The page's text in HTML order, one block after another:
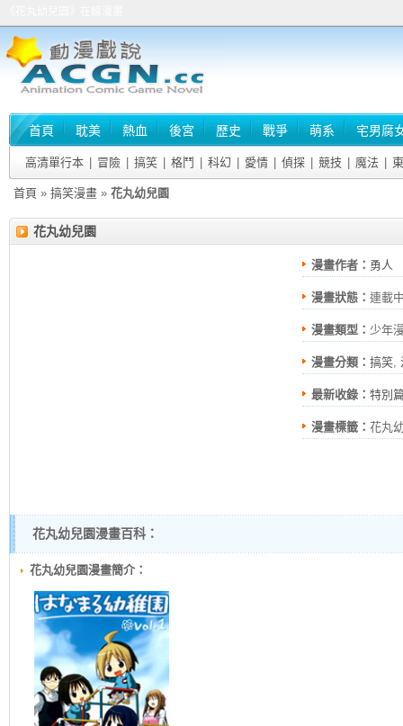
首頁 耽美 熱血 後宮 歷史 戰爭 萌系 宅男腐
高清單行本 冒險 搞笑 格鬥 科幻 愛情 偵探 競技 魔法
首頁 » 搞笑漫畫 » 花丸幼兒園
花丸幼兒園
漫畫作者： 勇人
漫畫狀態： 連載
漫畫類型： 少年
漫畫分類： 搞笑,
最新收錄： 特別
漫畫標籤： 花丸
花丸幼兒園漫畫百科：
花丸幼兒園漫畫簡介：